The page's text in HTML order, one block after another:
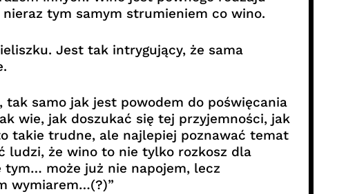
tym samym strumieniem co wino.
Jest tak intrygujący, że sama
samo jak jest powodem do poświęcania
wie, jak doszukać się tej przyjemności, jak
takie trudne, ale najlepiej poznawać temat
ludzi, że wino to nie tylko rozkosz dla
tym… może już nie napojem, lecz
wymiarem…(?)”